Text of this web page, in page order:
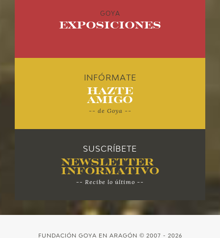
GOYA
Exposiciones
INFÓRMATE
Hazte
Amigo
-- de Goya --
SUSCRÍBETE
Newsletter
Informativo
-- Recibe lo último --
FUNDACIÓN GOYA EN ARAGÓN © 2007 - 2026